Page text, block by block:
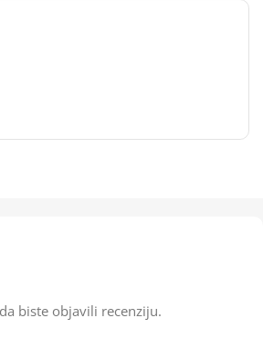
da biste objavili recenziju.